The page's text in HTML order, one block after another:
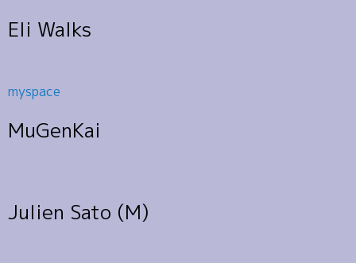
Eli Walks
myspace
MuGenKai
Julien Sato (M)